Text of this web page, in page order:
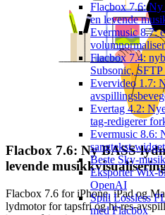
Flacbox 7.6:
en levende
Evermusic 8.7:
Flacbox 7.4:
Subsonic,
Evervideo 1.7:
Evertag 4.2:
tag-redigerer
Evermusic 8.6:
sangtekst-widget
Beste Sky-
Eksporter Wix-
OpenAI
Spill Lossless
med Flacbox
Flacbox 7.6: Ny BASS-
levende
Flacbox 7.6 for iPhone, iPad og
lydmotor for tapsfri og hi-res-